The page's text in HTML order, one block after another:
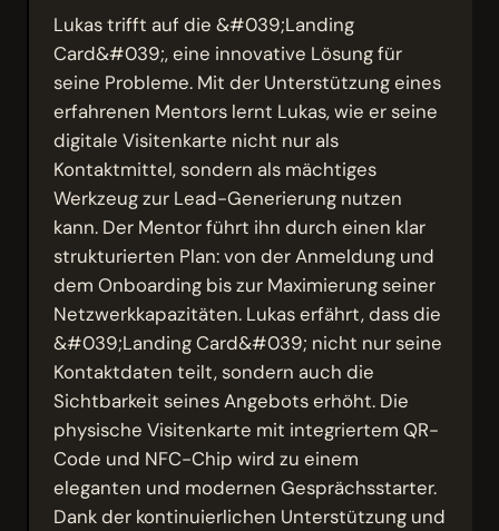
Lukas trifft auf die &#039;Landing
Card&#039;, eine innovative Lösung für
seine Probleme. Mit der Unterstützung eines
erfahrenen Mentors lernt Lukas, wie er seine
digitale Visitenkarte nicht nur als
Kontaktmittel, sondern als mächtiges
Werkzeug zur Lead-Generierung nutzen
kann. Der Mentor führt ihn durch einen klar
strukturierten Plan: von der Anmeldung und
dem Onboarding bis zur Maximierung seiner
Netzwerkkapazitäten. Lukas erfährt, dass die
&#039;Landing Card&#039; nicht nur seine
Kontaktdaten teilt, sondern auch die
Sichtbarkeit seines Angebots erhöht. Die
physische Visitenkarte mit integriertem QR-
Code und NFC-Chip wird zu einem
eleganten und modernen Gesprächsstarter.
Dank der kontinuierlichen Unterstützung und